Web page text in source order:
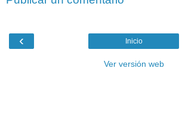
‹ Inicio
Ver versión web